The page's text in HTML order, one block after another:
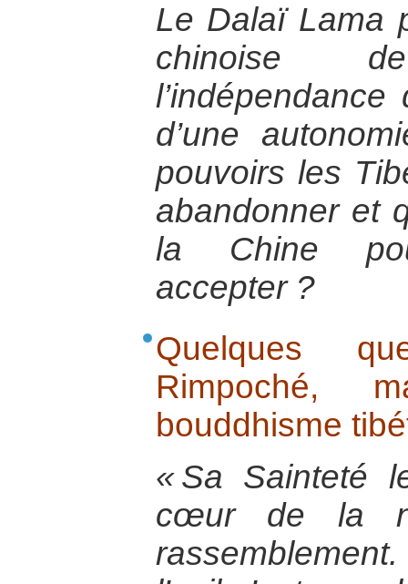
Le Dalaï Lama
chinoise
d’une
pouvoirs les
abandonner et
la Chine
accepter ?
Quelques
Rimpoché,
bouddhisme
« Sa Sainteté
cœur de la